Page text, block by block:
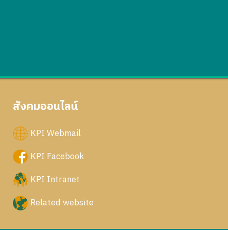
สังคมออนไลน์
KPI Webmail
KPI Facebook
KPI Intranet
Related website